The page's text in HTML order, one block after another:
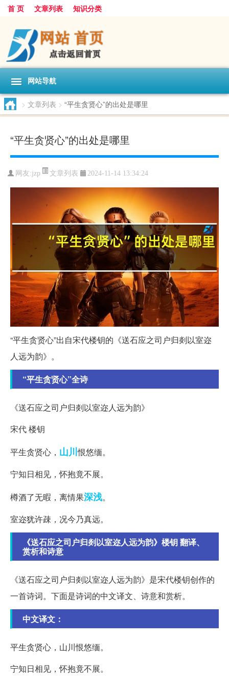
首 页 文章列表 知识分类
网站导航
> 文章列表 > “平生贪贤心”的出处是哪里
“平生贪贤心”的出处是哪里
网友:jzp 文章列表 2024-11-14 13:34:24
“平生贪贤心”出自宋代楼钥的《送石应之司户归剡以室迩
人远为韵》。
“平生贪贤心”全诗
《送石应之司户归剡以室迩人远为韵》
宋代 楼钥
平生贪贤心， 山川恨悠缅。
宁知日相见，怀抱竟不展。
樽酒了无暇，离情果深浅。
室迩犹许疎，况今乃真远。
《送石应之司户归剡以室迩人远为韵》楼钥 翻译、
赏析和诗意
《送石应之司户归剡以室迩人远为韵》是宋代楼钥创作的
一首诗词。下面是诗词的中文译文、诗意和赏析。
中文译文：
平生贪贤心，山川恨悠缅。
宁知日相见，怀抱竟不展。